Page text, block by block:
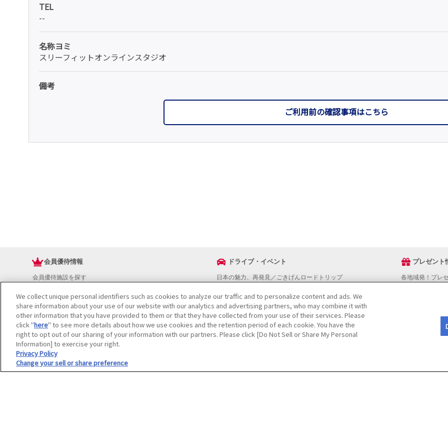
TEL
--
名称ヨミ
スリーフィットオンラインスタジオ
備考
ご利用前の確認事項はこちら
会員優待情報
会員優待施設を探す
新規優待施設
海外で使える会員優待サービス
JAFプレミアムサービス
JAFライフサポート
JAF Mate
冊子JAF Mate・JAF PLUS
ドライブ・イベント
日本の魅力、再発見／ごきげんロードトリップ
おでかけスポットを探す
ドライブコースを探す
イベントを探す
地図から探す
プレゼント
各地域発！プレ
We collect unique personal identifiers such as cookies to analyze our traffic and to personalize content and ads. We
share information about your use of our website with our analytics and advertising partners, who may combine it with
other information that you have provided to them or that they have collected from your use of their services. Please
click "here" to see more details about how we use cookies and the retention period of each cookie. You have the
right to opt out of our sharing of your information with our partners. Please click [Do Not Sell or Share My Personal
Information] to exercise your right.
Privacy Policy
Change your sell or share preference